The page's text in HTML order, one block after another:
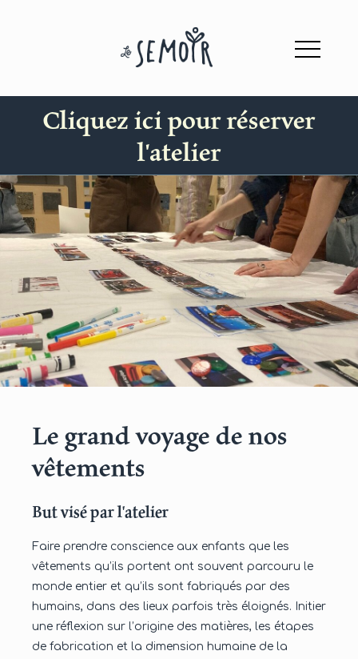
Cliquez ici pour réserver
l'atelier
Le grand voyage de nos
vêtements
But visé par l'atelier
Faire prendre conscience aux enfants que les
vêtements qu’ils portent ont souvent parcouru le
monde entier et qu’ils sont fabriqués par des
humains, dans des lieux parfois très éloignés. Initier
une réflexion sur l’origine des matières, les étapes
de fabrication et la dimension humaine de la